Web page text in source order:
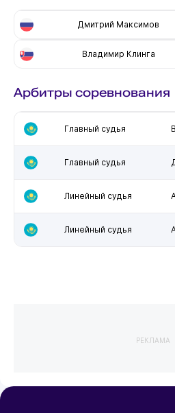
Дмитрий Максимов
Владимир Клинга
Арбитры соревнования
Главный судья
Главный судья
Линейный судья
Линейный судья
РЕКЛАМА